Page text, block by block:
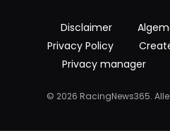
Disclaimer
Privacy Policy
Privacy manager
© 2026 RacingNews365.